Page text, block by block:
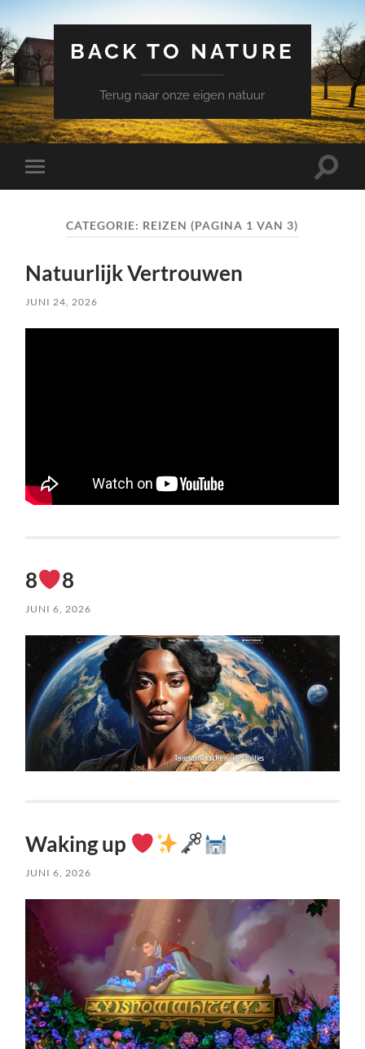
BACK TO NATURE
Terug naar onze eigen natuur
Schakel
naar
menuCATEGORIE: REIZEN (PAGINA 1 VAN 3)
Natuurlijk Vertrouwen
JUNI 24, 2026
8 8
JUNI 6, 2026
Waking up
JUNI 6, 2026